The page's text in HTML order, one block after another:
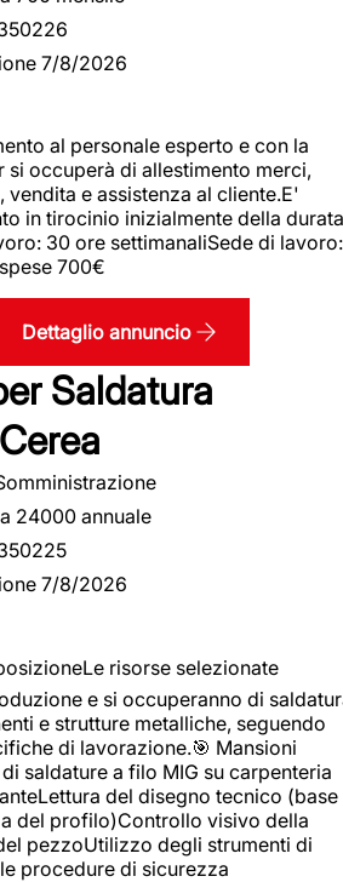
7/8/2026
al personale esperto e con la
si occuperà di allestimento merci,
e assistenza al cliente.E'
in tirocinio inizialmente della durata
30 ore settimanaliSede di lavoro:
700€
Dettaglio annuncio
Saldatura
24000 annuale
7/8/2026
risorse selezionate
e si occuperanno di
e strutture metalliche, seguendo
di lavorazione.🎯 Mansioni
saldature a filo MIG su carpenteria
del disegno tecnico (base
del profilo)Controllo visivo della
pezzoUtilizzo degli strumenti di
procedure di sicurezza